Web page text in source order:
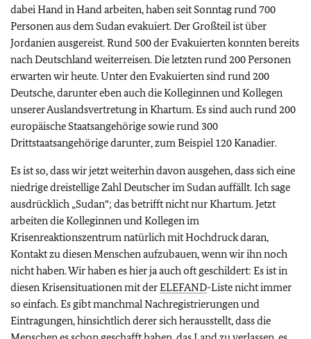
dabei Hand in Hand arbeiten, haben seit Sonntag rund 700
Personen aus dem Sudan evakuiert. Der Großteil ist über
Jordanien ausgereist. Rund 500 der Evakuierten konnten bereits
nach Deutschland weiterreisen. Die letzten rund 200 Personen
erwarten wir heute. Unter den Evakuierten sind rund 200
Deutsche, darunter eben auch die Kolleginnen und Kollegen
unserer Auslandsvertretung in Khartum. Es sind auch rund 200
europäische Staatsangehörige sowie rund 300
Drittstaatsangehörige darunter, zum Beispiel 120 Kanadier.
Es ist so, dass wir jetzt weiterhin davon ausgehen, dass sich eine
niedrige dreistellige Zahl Deutscher im Sudan auffällt. Ich sage
ausdrücklich „Sudan“; das betrifft nicht nur Khartum. Jetzt
arbeiten die Kolleginnen und Kollegen im
Krisenreaktionszentrum natürlich mit Hochdruck daran,
Kontakt zu diesen Menschen aufzubauen, wenn wir ihn noch
nicht haben. Wir haben es hier ja auch oft geschildert: Es ist in
diesen Krisensituationen mit derELEFAND-Liste nicht immer
so einfach. Es gibt manchmal Nachregistrierungen und
Eintragungen, hinsichtlich derer sich herausstellt, dass die